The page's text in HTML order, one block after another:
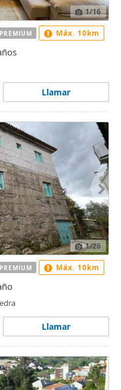
1/16
Llamar
PREMIUM Máx. 10km
1/26
Llamar
PREMIUM Máx. 10km